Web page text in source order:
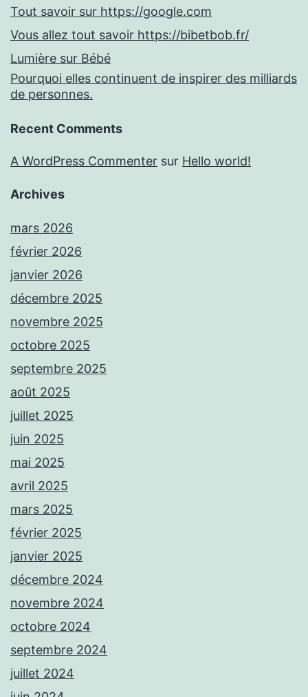
Tout savoir sur https://google.com
Vous allez tout savoir https://bibetbob.fr/
Lumière sur Bébé
Pourquoi elles continuent de inspirer des milliards
de personnes.
Recent Comments
A WordPress Commenter sur Hello world!
Archives
mars 2026
février 2026
janvier 2026
décembre 2025
novembre 2025
octobre 2025
septembre 2025
août 2025
juillet 2025
juin 2025
mai 2025
avril 2025
mars 2025
février 2025
janvier 2025
décembre 2024
novembre 2024
octobre 2024
septembre 2024
juillet 2024